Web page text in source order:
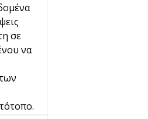
σε
να